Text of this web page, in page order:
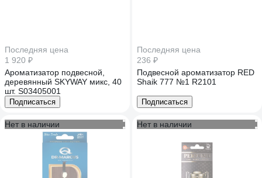
Последняя цена
1 920 ₽
Ароматизатор подвесной,
деревянный SKYWAY микс, 40
шт. S03405001
Подписаться
Последняя цена
236 ₽
Подвесной ароматизатор RED
Shaik 777 №1 R2101
Подписаться
Нет в наличии Нет в наличии